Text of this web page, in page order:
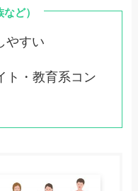
ど）
やすい
ト・教育系コン